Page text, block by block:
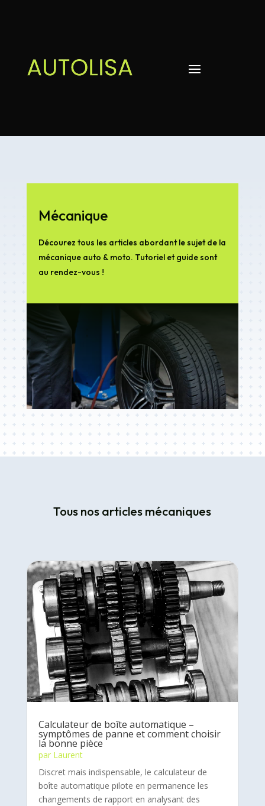
Mécanique
Décourez tous les articles abordant le sujet de la
mécanique auto & moto. Tutoriel et guide sont
au rendez-vous !
Tous nos articles mécaniques
Calculateur de boîte automatique –
symptômes de panne et comment choisir
la bonne pièce
par Laurent
Discret mais indispensable, le calculateur de
boîte automatique pilote en permanence les
changements de rapport en analysant des